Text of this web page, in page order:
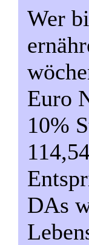
Wer
Euro
10%
DAs